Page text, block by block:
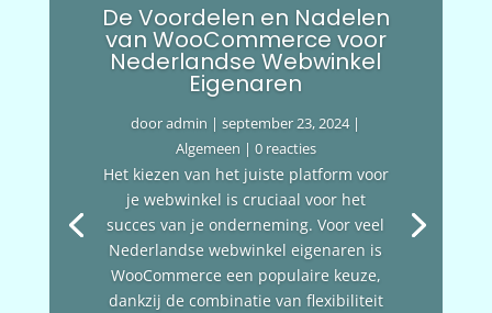
De Voordelen en Nadelen
van WooCommerce voor
Nederlandse Webwinkel
Eigenaren
dooradmin |september 23, 2024|
Algemeen | 0 reacties
Het kiezen van het juiste platform voor
je webwinkel is cruciaal voor het
succes van je onderneming. Voor veel
Nederlandse webwinkel eigenaren is
WooCommerce een populaire keuze,
dankzij de combinatie van flexibiliteit